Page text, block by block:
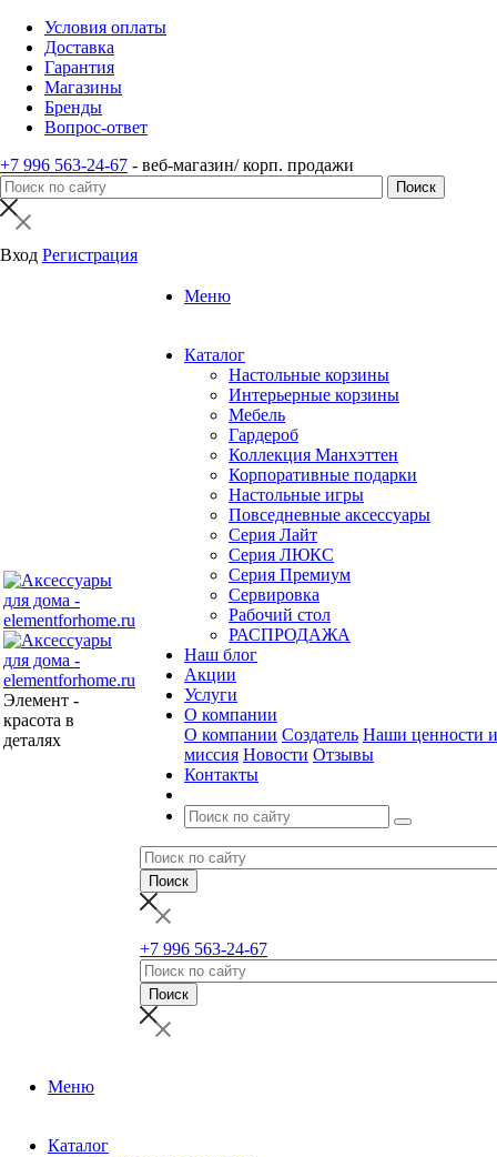
Условия оплаты
Доставка
Гарантия
Магазины
Бренды
Вопрос-ответ
+7 996 563-24-67 - веб-магазин/ корп. продажи
Вход Регистрация
Элемент -
красота в
деталях
Меню
Каталог
Настольные корзины
Интерьерные корзины
Мебель
Гардероб
Коллекция Манхэттен
Корпоративные подарки
Настольные игры
Повседневные аксессуары
Серия Лайт
Серия ЛЮКС
Серия Премиум
Сервировка
Рабочий стол
РАСПРОДАЖА
Наш блог
Акции
Услуги
О компании
О компании Создатель Наши ценности и
миссия Новости Отзывы
Контакты
+7 996 563-24-67
Меню
Каталог